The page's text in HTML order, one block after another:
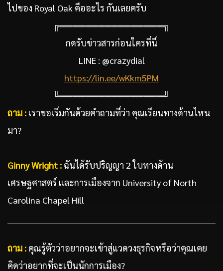
ไปของ Royal Oak คืออะไร กันเลยครับ
╔════════════════╗
กดรับข่าวสารก่อนใครที่นี่
LINE : @crazydial
https://lin.ee/wKkm5PM
╚════════════════╝
ถาม : เราขอเริ่มกันด้วยคำถามที่ว่า คุณเรียนทางด้านไหน
มา?
Ginny Wright : ฉันได้รับปริญญา 2 ใบทางด้าน
เศรษฐศาสตร์ และการเมืองจาก University of North
Carolina Chapel Hill
ถาม : คุณรู้ตัวว่าอยากจะเข้าสู่แวดวงธุรกิจหรือว่าคุณเคย
คิดว่าอยากที่จะเป็นนักการเมือง?